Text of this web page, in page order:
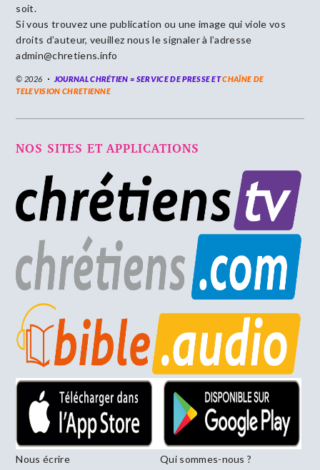
soit.
Si vous trouvez une publication ou une image qui viole vos
droits d’auteur, veuillez nous le signaler à l’adresse
admin@chretiens.info
© 2026 JOURNAL CHRÉTIEN = SERVICE DE PRESSE ETCHAÎNE DE
TELEVISION CHRETIENNE
NOS SITES ET APPLICATIONS
Nous écrire
Qui sommes-nous ?